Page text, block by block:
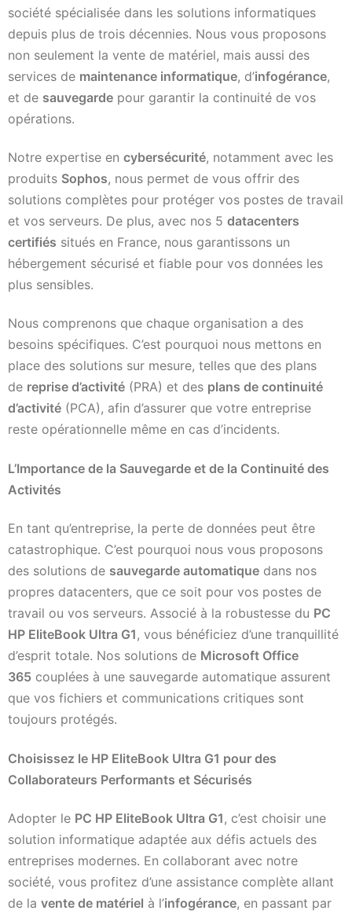
société spécialisée dans les solutions informatiques
depuis plus de trois décennies. Nous vous proposons
non seulement la vente de matériel, mais aussi des
services de maintenance informatique, d’infogérance,
et de sauvegarde pour garantir la continuité de vos
opérations.
Notre expertise en cybersécurité, notamment avec les
produits Sophos, nous permet de vous offrir des
solutions complètes pour protéger vos postes de travail
et vos serveurs. De plus, avec nos 5 datacenters
certifiés situés en France, nous garantissons un
hébergement sécurisé et fiable pour vos données les
plus sensibles.
Nous comprenons que chaque organisation a des
besoins spécifiques. C’est pourquoi nous mettons en
place des solutions sur mesure, telles que des plans
de reprise d’activité (PRA) et des plans de continuité
d’activité (PCA), afin d’assurer que votre entreprise
reste opérationnelle même en cas d’incidents.
L’Importance de la Sauvegarde et de la Continuité des
Activités
En tant qu’entreprise, la perte de données peut être
catastrophique. C’est pourquoi nous vous proposons
des solutions de sauvegarde automatique dans nos
propres datacenters, que ce soit pour vos postes de
travail ou vos serveurs. Associé à la robustesse du PC
HP EliteBook Ultra G1, vous bénéficiez d’une tranquillité
d’esprit totale. Nos solutions de Microsoft Office
365 couplées à une sauvegarde automatique assurent
que vos fichiers et communications critiques sont
toujours protégés.
Choisissez le HP EliteBook Ultra G1 pour des
Collaborateurs Performants et Sécurisés
Adopter le PC HP EliteBook Ultra G1 , c’est choisir une
solution informatique adaptée aux défis actuels des
entreprises modernes. En collaborant avec notre
société, vous profitez d’une assistance complète allant
de la vente de matériel à l’infogérance, en passant par